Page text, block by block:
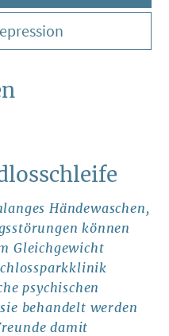
Händewaschen,
können
Gleichgewicht
psychischen
behandelt werden
damit